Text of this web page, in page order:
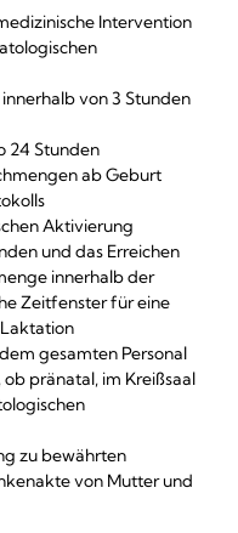
Intervention
von 3 Stunden
24 Stunden
ab Geburt
Aktivierung
und das Erreichen
innerhalb der
Zeitfenster für eine
gesamten Personal
pränatal, im Kreißsaal
zu bewährten
von Mutter und